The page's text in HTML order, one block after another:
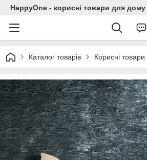
HappyOne - корисні товари для дому
Каталог товарів Корисні товари